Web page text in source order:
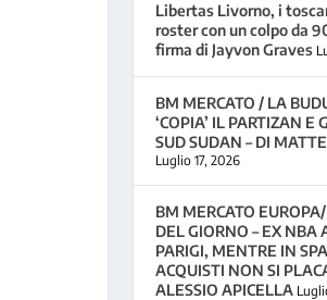
Libertas Livorno, i
roster con un colpo da
firma di Jayvon Graves
BM MERCATO / LA
‘COPIA’ IL PARTIZAN E
SUD SUDAN – DI
Luglio 17, 2026
BM MERCATO
DEL GIORNO – EX NBA
PARIGI, MENTRE IN
ACQUISTI NON SI
ALESSIO APICELLA